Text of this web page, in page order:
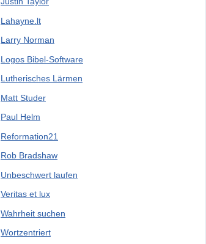
Lahayne.lt
Larry Norman
Logos Bibel-Software
Lutherisches Lärmen
Matt Studer
Paul Helm
Reformation21
Rob Bradshaw
Unbeschwert laufen
Veritas et lux
Wahrheit suchen
Wortzentriert